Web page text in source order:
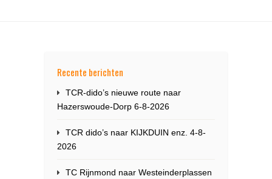
Recente berichten
TCR-dido’s nieuwe route naar
Hazerswoude-Dorp 6-8-2026
TCR dido’s naar KIJKDUIN enz. 4-8-
2026
TC Rijnmond naar Westeinderplassen